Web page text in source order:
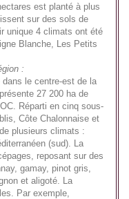
est planté à plus
sur des sols de
unique 4 climats ont été
Blanche, Les Petits
:
le centre-est de la
27 200 ha de
Réparti en cinq sous-
Côte Chalonnaise et
plusieurs climats :
(sud). La
reposant sur des
gamay, pinot gris,
et aligoté. La
Par exemple,